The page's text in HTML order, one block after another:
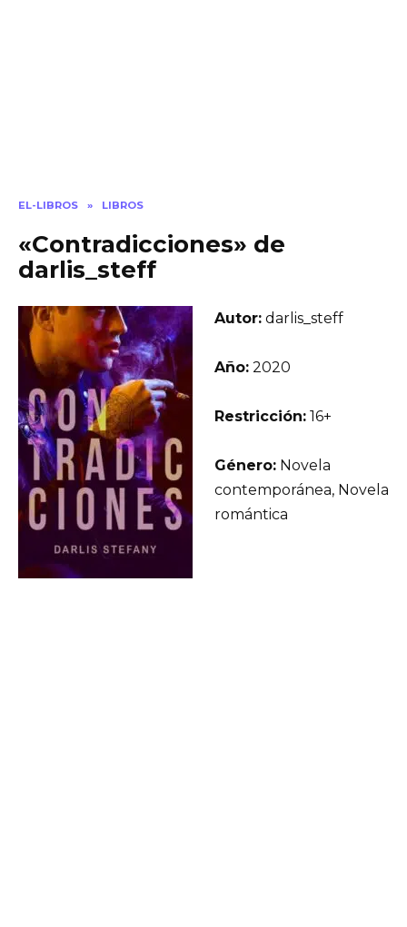
EL-LIBROS » LIBROS
«Contradicciones» de
darlis_steff
Autor: darlis_steff
Año: 2020
Restricción: 16+
Género: Novela
contemporánea, Novela
romántica